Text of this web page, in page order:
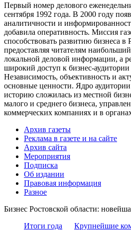
Первый номер делового
сентября 1992 года. В 2000 году
аналитичности и
добавила оперативность. Миссия
способствовать развитию бизнеса в
предоставляя читателям
локальной деловой информации, а
широкий доступ к бизнес-аудитории
Независимость, объективность и
основные ценности. Ядро
историю сложилась из местной
малого и среднего бизнеса,
коммерческих компаниях и в
Архив газеты
Реклама в газете и на сайте
Архив сайта
Мероприятия
Подписка
Об издании
Правовая информация
Разное
Бизнес Ростовской области:
Итоги года
Крупнейшие